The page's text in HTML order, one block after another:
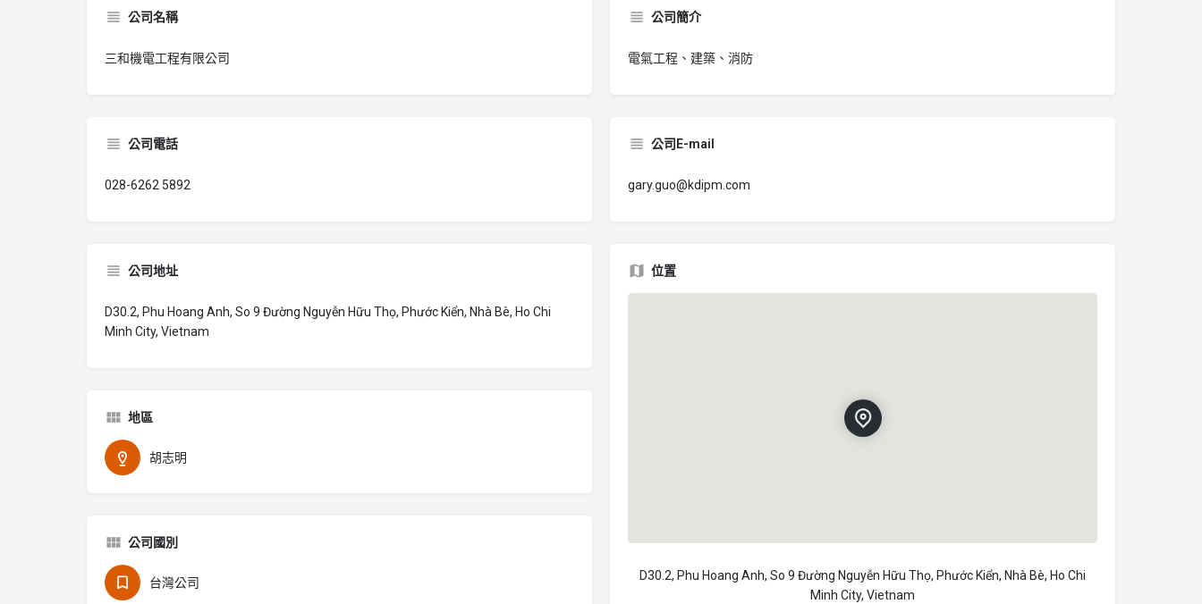
公司名稱
三和機電工程有限公司
公司簡介
電氣工程、建築、消防
公司電話
028-6262 5892
公司E-mail
gary.guo@kdipm.com
公司地址
D30.2, Phu Hoang Anh, So 9 Đường Nguyễn Hữu Thọ, Phước Kiển, Nhà Bè, Ho Chi
Minh City, Vietnam
位置
D30.2, Phu Hoang Anh, So 9 Đường Nguyễn Hữu Thọ, Phước Kiển, Nhà Bè, Ho Chi
Minh City, Vietnam
地區
胡志明
公司國別
台灣公司